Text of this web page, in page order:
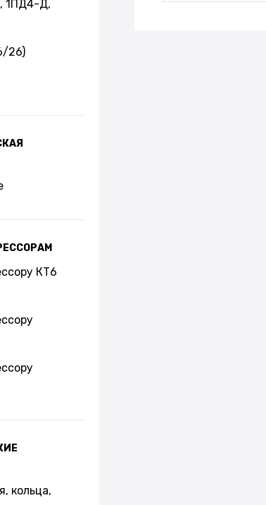
1ПД4-Д,
26)
КТ6
кольца,